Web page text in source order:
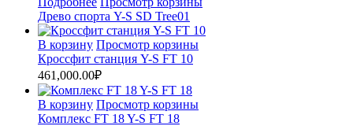
Древо спорта Y-S SD Tree01
В корзину Просмотр корзины
Кроссфит станция Y-S FT 10
461,000.00₽
В корзину Просмотр корзины
Комплекс FT 18 Y-S FT 18